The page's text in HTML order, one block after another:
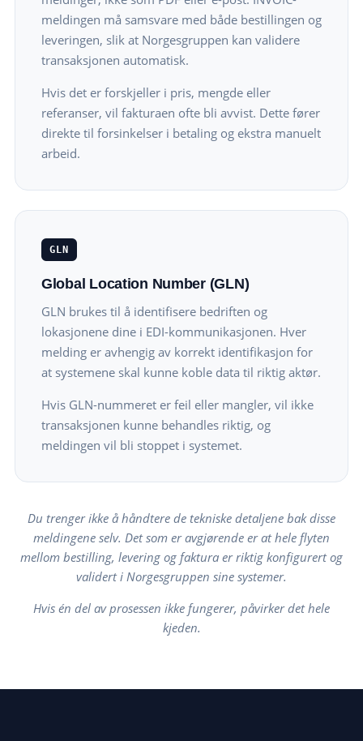
meldingen må samsvare med både bestillingen og
leveringen, slik at Norgesgruppen kan validere
transaksjonen automatisk.
Hvis det er forskjeller i pris, mengde eller
referanser, vil fakturaen ofte bli avvist. Dette fører
direkte til forsinkelser i betaling og ekstra manuelt
arbeid.
GLN
Global Location Number (GLN)
GLN brukes til å identifisere bedriften og
lokasjonene dine i EDI-kommunikasjonen. Hver
melding er avhengig av korrekt identifikasjon for
at systemene skal kunne koble data til riktig aktør.
Hvis GLN-nummeret er feil eller mangler, vil ikke
transaksjonen kunne behandles riktig, og
meldingen vil bli stoppet i systemet.
Du trenger ikke å håndtere de tekniske detaljene bak disse
meldingene selv. Det som er avgjørende er at hele flyten
mellom bestilling, levering og faktura er riktig konfigurert og
validert i Norgesgruppen sine systemer.
Hvis én del av prosessen ikke fungerer, påvirker det hele
kjeden.